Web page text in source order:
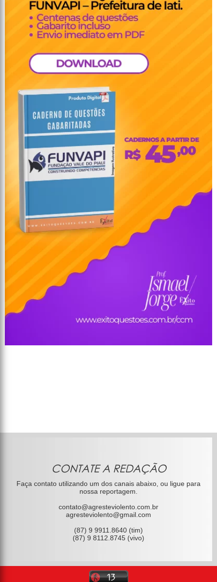
CONTATE A REDAÇÃO
Faça contato utilizando um dos canais abaixo, ou ligue para
nossa reportagem.
contato@agresteviolento.com.br
agresteviolento@gmail.com
(87) 9 9911.8640 (tim)
(87) 9 8112.8745 (vivo)